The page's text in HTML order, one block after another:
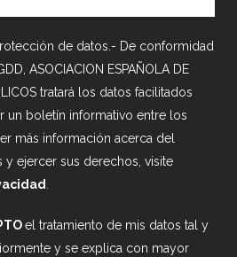
de datos.- De conformidad
ASOCIACION ESPAÑOLA DE
tratará los datos facilitados
un boletín informativo entre los
más información acerca del
y ejercer sus derechos, visite
el tratamiento de mis datos tal y
y se explica con mayor